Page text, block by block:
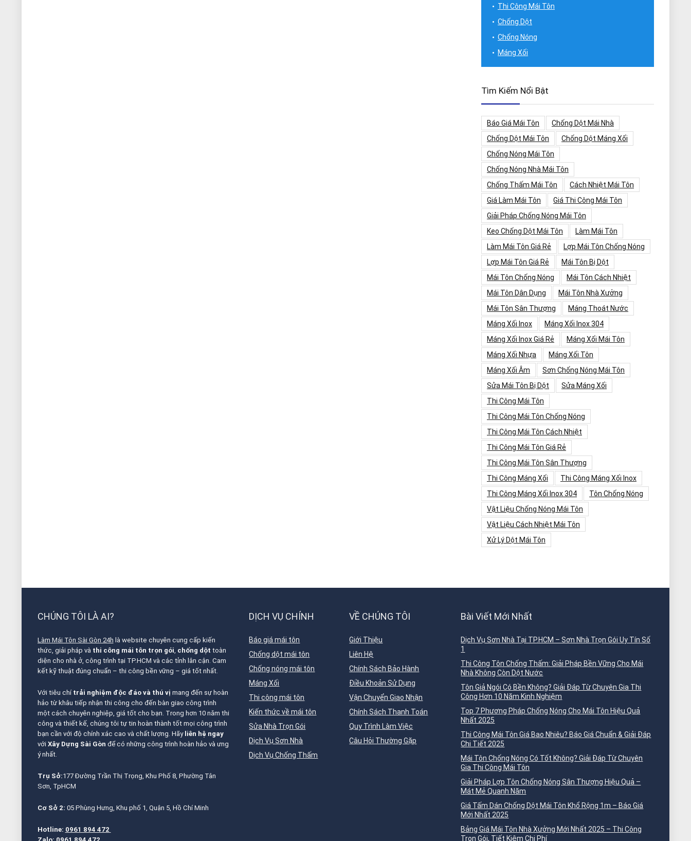
Thi Công Mái Tôn
Chống Dột
Chống Nóng
Máng Xối
Tìm Kiếm Nổi Bật
Báo Giá Mái Tôn
Chống Dột Mái Nhà
Chống Dột Mái Tôn
Chống Dột Máng Xối
Chống Nóng Mái Tôn
Chống Nóng Nhà Mái Tôn
Chống Thấm Mái Tôn
Cách Nhiệt Mái Tôn
Giá Làm Mái Tôn
Giá Thi Công Mái Tôn
Giải Pháp Chống Nóng Mái Tôn
Keo Chống Dột Mái Tôn
Làm Mái Tôn
Làm Mái Tôn Giá Rẻ
Lợp Mái Tôn Chống Nóng
Lợp Mái Tôn Giá Rẻ
Mái Tôn Bị Dột
Mái Tôn Chống Nóng
Mái Tôn Cách Nhiệt
Mái Tôn Dân Dụng
Mái Tôn Nhà Xưởng
Mái Tôn Sân Thượng
Máng Thoát Nước
Máng Xối Inox
Máng Xối Inox 304
Máng Xối Inox Giá Rẻ
Máng Xối Mái Tôn
Máng Xối Nhựa
Máng Xối Tôn
Máng Xối Âm
Sơn Chống Nóng Mái Tôn
Sửa Mái Tôn Bị Dột
Sửa Máng Xối
Thi Công Mái Tôn
Thi Công Mái Tôn Chống Nóng
Thi Công Mái Tôn Cách Nhiệt
Thi Công Mái Tôn Giá Rẻ
Thi Công Mái Tôn Sân Thượng
Thi Công Máng Xối
Thi Công Máng Xối Inox
Thi Công Máng Xối Inox 304
Tôn Chống Nóng
Vật Liệu Chống Nóng Mái Tôn
Vật Liệu Cách Nhiệt Mái Tôn
Xử Lý Dột Mái Tôn
CHÚNG TÔI LÀ AI?
Làm Mái Tôn Sài Gòn 24h là website chuyên cung cấp kiến
thức, giải pháp và thi công mái tôn trọn gói, chống dột toàn
diện cho nhà ở, công trình tại TP.HCM và các tỉnh lân cận. Cam
kết kỹ thuật đúng chuẩn – thi công bền vững – giá tốt nhất.
Với tiêu chí trải nghiệm độc đáo và thú vị mang đến sự hoàn
hảo từ khâu tiếp nhận thi công cho đến bàn giao công trình
một cách chuyên nghiệp, giá tốt cho bạn. Trong hơn 10 năm thi
công và thiết kế, chúng tôi tự tin hoàn thành tốt mọi công trình
bạn cần với độ chính xác cao và chất lượng. Hãy liên hệ ngay
với Xây Dựng Sài Gòn để có những công trình hoàn hảo và ưng
ý nhất.
Trụ Sở:177 Đường Trần Thị Trọng, Khu Phố 8, Phường Tân
Sơn, TpHCM
Cơ Sở 2: 05 Phùng Hưng, Khu phố 1, Quận 5, Hồ Chí Minh
Hotline: 0961 894 472
DỊCH VỤ CHÍNH
Báo giá mái tôn
Chống dột mái tôn
Chống nóng mái tôn
Máng Xối
Thi công mái tôn
Kiến thức về mái tôn
Sửa Nhà Trọn Gói
Dịch Vụ Sơn Nhà
Dịch Vụ Chống Thấm
VỀ CHÚNG TÔI
Giới Thiệu
Liên Hệ
Chính Sách Bảo Hành
Điều Khoản Sử Dụng
Vận Chuyển Giao Nhận
Chính Sách Thanh Toán
Quy Trình Làm Việc
Câu Hỏi Thường Gặp
Bài Viết Mới Nhất
Dịch Vụ Sơn Nhà Tại TP.HCM – Sơn Nhà Trọn Gói Uy Tín Số
1
Thi Công Tôn Chống Thấm: Giải Pháp Bền Vững Cho Mái
Nhà Không Còn Dột Nước
Tôn Giả Ngói Có Bền Không? Giải Đáp Từ Chuyên Gia Thi
Công Hơn 10 Năm Kinh Nghiệm
Top 7 Phương Pháp Chống Nóng Cho Mái Tôn Hiệu Quả
Nhất 2025
Thi Công Mái Tôn Giá Bao Nhiêu? Báo Giá Chuẩn & Giải Đáp
Chi Tiết 2025
Mái Tôn Chống Nóng Có Tốt Không? Giải Đáp Từ Chuyên
Gia Thi Công Mái Tôn
Giải Pháp Lợp Tôn Chống Nóng Sân Thượng Hiệu Quả –
Mát Mẻ Quanh Năm
Giá Tấm Dán Chống Dột Mái Tôn Khổ Rộng 1m – Báo Giá
Mới Nhất 2025
Bảng Giá Mái Tôn Nhà Xưởng Mới Nhất 2025 – Thi Công
Trọn Gói, Tiết Kiệm Chi Phí